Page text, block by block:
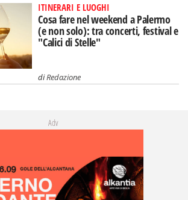
ITINERARI E LUOGHI
Cosa fare nel weekend a Palermo
(e non solo): tra concerti, festival e
"Calici di Stelle"
diRedazione
Adv